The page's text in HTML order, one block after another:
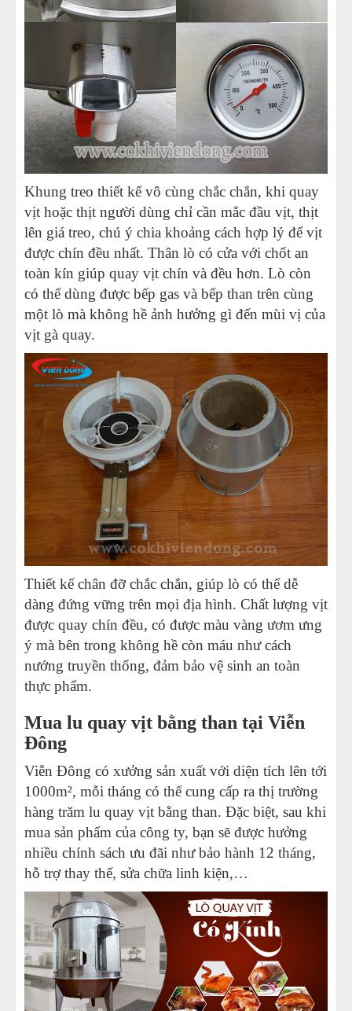
Khung treo thiết kế vô cùng chắc chắn, khi quay
vịt hoặc thịt người dùng chỉ cần mắc đầu vịt, thịt
lên giá treo, chú ý chia khoảng cách hợp lý để vịt
được chín đều nhất. Thân lò có cửa với chốt an
toàn kín giúp quay vịt chín và đều hơn. Lò còn
có thể dùng được bếp gas và bếp than trên cùng
một lò mà không hề ảnh hưởng gì đến mùi vị của
vịt gà quay.
Thiết kế chân đỡ chắc chắn, giúp lò có thể dễ
dàng đứng vững trên mọi địa hình. Chất lượng vịt
được quay chín đều, có được màu vàng ươm ưng
ý mà bên trong không hề còn máu như cách
nướng truyền thống, đảm bảo vệ sinh an toàn
thực phẩm.
Mua lu quay vịt bằng than tại Viễn
Đông
Viễn Đông có xưởng sản xuất với diện tích lên tới
1000m², mỗi tháng có thể cung cấp ra thị trường
hàng trăm lu quay vịt bằng than. Đặc biệt, sau khi
mua sản phẩm của công ty, bạn sẽ được hưởng
nhiều chính sách ưu đãi như bảo hành 12 tháng,
hỗ trợ thay thế, sửa chữa linh kiện,…